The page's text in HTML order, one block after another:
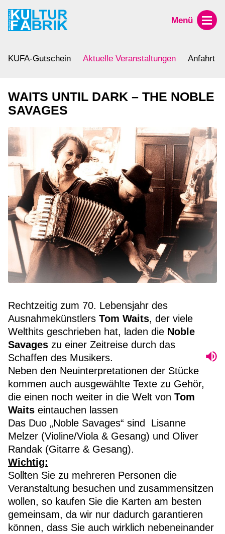
Menü
KUFA-Gutschein Aktuelle Veranstaltungen Anfahrt
WAITS UNTIL DARK – THE NOBLE
SAVAGES
Rechtzeitig zum 70. Lebensjahr des
Ausnahmekünstlers Tom Waits, der viele
Welthits geschrieben hat, laden die Noble
Savages zu einer Zeitreise durch das
Schaffen des Musikers.
Neben den Neuinterpretationen der Stücke
kommen auch ausgewählte Texte zu Gehör,
die einen noch weiter in die Welt von Tom
Waits eintauchen lassen
Das Duo „Noble Savages“ sind Lisanne
Melzer (Violine/Viola & Gesang) und Oliver
Randak (Gitarre & Gesang).
Wichtig:
Sollten Sie zu mehreren Personen die
Veranstaltung besuchen und zusammensitzen
wollen, so kaufen Sie die Karten am besten
gemeinsam, da wir nur dadurch garantieren
können, dass Sie auch wirklich nebeneinander